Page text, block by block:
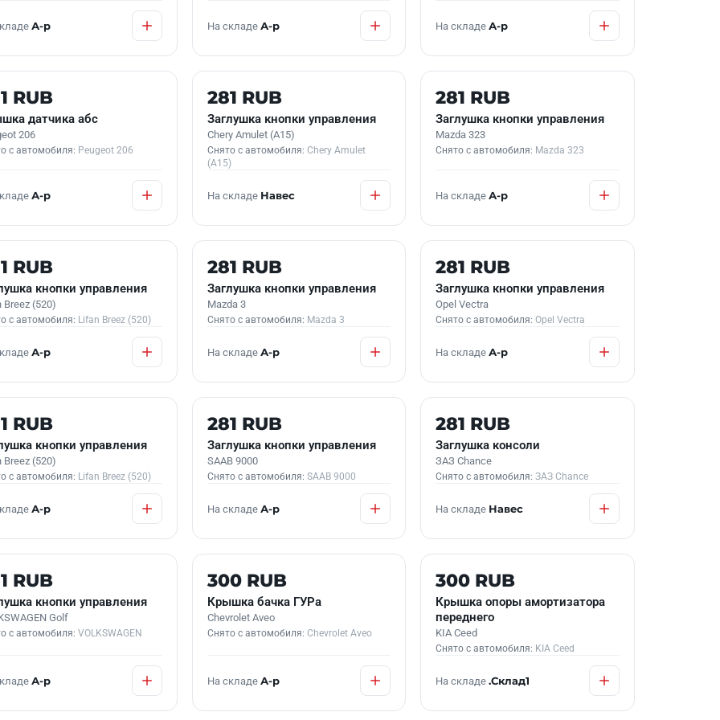
А-р На складе А-р На складеА-р
НАЛИЧИИ
RUB
датчика абс
206
с автомобиля: Peugeot 206
А-р
Б/У В НАЛИЧИИ
281 RUB
Заглушка кнопки управления
Chery Amulet (A15)
Снято с автомобиля: Chery Amulet
(A15)
На складе Навес
Б/У В НАЛИЧИИ
281 RUB
Заглушка кнопки управления
Mazda 323
Снято с автомобиля: Mazda 323
На складеА-р
НАЛИЧИИ
RUB
кнопки управления
Breez (520)
с автомобиля: Lifan Breez (520)
А-р
Б/У В НАЛИЧИИ
281 RUB
Заглушка кнопки управления
Mazda 3
Снято с автомобиля: Mazda 3
На складе А-р
Б/У В НАЛИЧИИ
281 RUB
Заглушка кнопки управления
Opel Vectra
Снято с автомобиля: Opel Vectra
На складеА-р
НАЛИЧИИ
RUB
кнопки управления
Breez (520)
с автомобиля: Lifan Breez (520)
А-р
Б/У В НАЛИЧИИ
281 RUB
Заглушка кнопки управления
SAAB 9000
Снято с автомобиля: SAAB 9000
На складе А-р
Б/У В НАЛИЧИИ
281 RUB
Заглушка консоли
ЗАЗ Chance
Снято с автомобиля: ЗАЗ Chance
На складе Навес
НАЛИЧИИ
RUB
кнопки управления
Golf
с автомобиля: VOLKSWAGEN
А-р
Б/У В НАЛИЧИИ
300 RUB
Крышка бачка ГУРа
Chevrolet Aveo
Снято с автомобиля: Chevrolet Aveo
На складе А-р
Б/У В НАЛИЧИИ
300 RUB
Крышка опоры амортизатора
переднего
KIA Ceed
Снято с автомобиля: KIA Ceed
На складе.Склад1